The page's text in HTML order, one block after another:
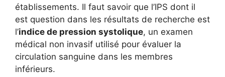
établissements. Il faut savoir que l’IPS dont il
est question dans les résultats de recherche est
l’indice de pression systolique, un examen
médical non invasif utilisé pour évaluer la
circulation sanguine dans les membres
inférieurs.